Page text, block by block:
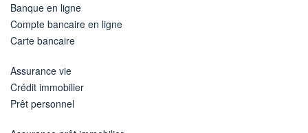
Banque en ligne
Compte bancaire en ligne
Carte bancaire
Assurance vie
Crédit immobilier
Prêt personnel